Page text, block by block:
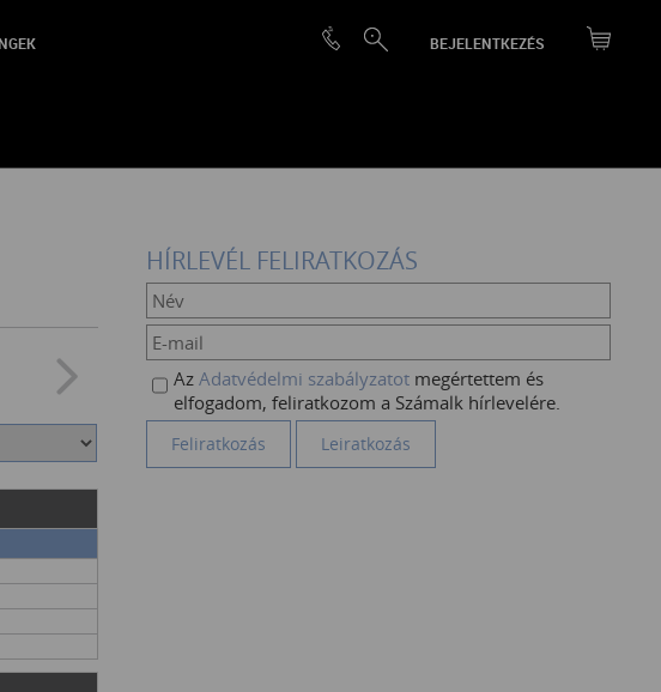
BEJELENTKEZÉS
HÍRLEVÉL FELIRATKOZÁS
Az Adatvédelmi szabályzatot megértettem és
elfogadom, feliratkozom a Számalk hírlevelére.